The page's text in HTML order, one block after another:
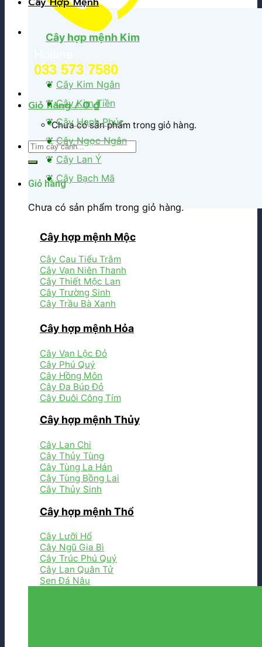
033 573 7580
Giỏ hàng /0₫
Chưa có sản phẩm trong giỏ hàng.
Tìm
kiếm:
Giỏ hàng
Chưa có sản phẩm trong giỏ hàng.
Cây hợp mệnh Kim
❦ Cây Kim Ngân
❦ Cây Kim Tiền
❦ Cây Hạnh Phúc
❦ Cây Ngọc Ngân
❦ Cây Lan Ý
❦ Cây Bạch Mã
Cây hợp mệnh Mộc
Cây Cau Tiểu Trâm
Cây Vạn Niên Thanh
Cây Thiết Mộc Lan
Cây Trường Sinh
Cây Trầu Bà Xanh
Cây hợp mệnh Hỏa
Cây Vạn Lộc Đỏ
Cây Phú Quý
Cây Hồng Môn
Cây Đa Búp Đỏ
Cây Đuôi Công Tím
Cây hợp mệnh Thủy
Cây Lan Chi
Cây Thủy Tùng
Cây Tùng La Hán
Cây Tùng Bồng Lai
Cây Thủy Sinh
Cây hợp mệnh Thổ
Cây Lưỡi Hổ
Cây Ngũ Gia Bì
Cây Trúc Phú Quý
Cây Lan Quân Tử
Sen Đá Nâu